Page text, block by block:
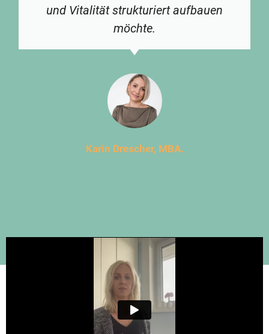
und Vitalität strukturiert aufbauen
möchte.
Karin Drescher, MBA.